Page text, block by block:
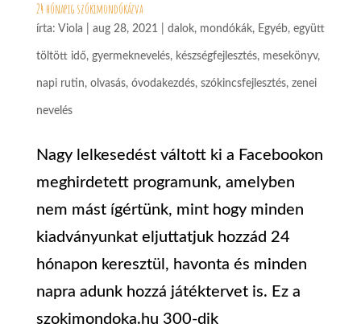
24 hónapig szókimondókázva
írta: Viola aug 28, 2021 dalok, mondókák, Egyéb, együtt
töltött idő, gyermeknevelés, készségfejlesztés, mesekönyv,
napi rutin, olvasás, óvodakezdés, szókincsfejlesztés, zenei
nevelés
Nagy lelkesedést váltott ki a Facebookon
meghirdetett programunk, amelyben
nem mást ígértünk, mint hogy minden
kiadványunkat eljuttatjuk hozzád 24
hónapon keresztül, havonta és minden
napra adunk hozzá játéktervet is. Ez a
szokimondoka.hu 300-dik